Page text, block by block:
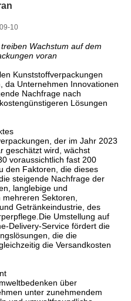
10
Wachstum auf dem
voran
Kunststoffverpackungen
da Unternehmen Innovationen
Nachfrage nach
Lösungen
der im Jahr 2023
geschätzt wird, wächst
voraussichtlich fast 200
den Faktoren, die dieses
steigende Nachfrage der
langlebige und
Sektoren,
Getränkeindustrie, des
Umstellung auf
Delivery-Service fördert die
die die
die Versandkosten
über
unter zunehmendem